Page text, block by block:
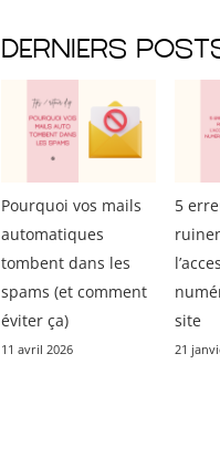
DERNIERS
Pourquoi vos mails
automatiques
tombent dans les
spams (et comment
éviter ça)
11 avril 2026
5
site
21